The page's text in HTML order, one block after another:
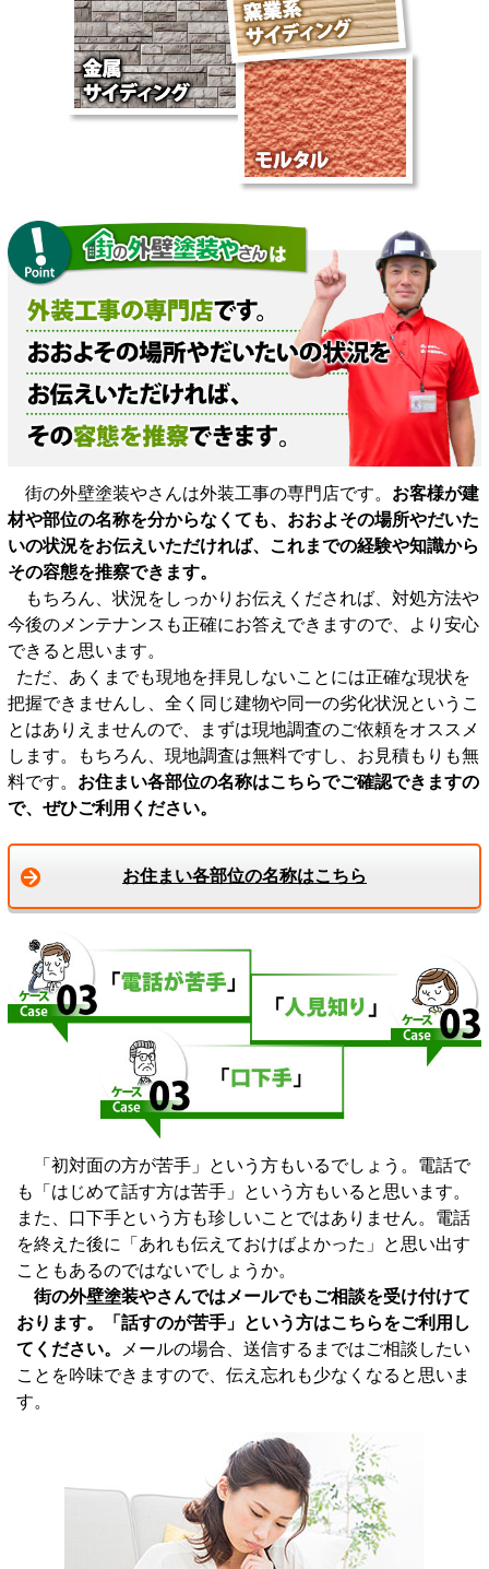
街の外壁塗装やさんは外装工事の専門店です。 お客様が建
材や部位の名称を分からなくても、おおよその場所やだいた
いの状況をお伝えいただければ、これまでの経験や知識から
その容態を推察できます。
もちろん、状況をしっかりお伝えくだされば、対処方法や
今後のメンテナンスも正確にお答えできますので、より安心
できると思います。
ただ、あくまでも現地を拝見しないことには正確な現状を
把握できませんし、全く同じ建物や同一の劣化状況というこ
とはありえませんので、まずは現地調査のご依頼をオススメ
します。もちろん、現地調査は無料ですし、お見積もりも無
料です。 お住まい各部位の名称はこちらでご確認できますの
で、ぜひご利用ください。
お住まい各部位の名称はこちら
「初対面の方が苦手」という方もいるでしょう。電話で
も「はじめて話す方は苦手」という方もいると思います。
また、口下手という方も珍しいことではありません。電話
を終えた後に「あれも伝えておけばよかった」と思い出す
こともあるのではないでしょうか。
街の外壁塗装やさんではメールでもご相談を受け付けて
おります。「話すのが苦手」という方はこちらをご利用し
てください。
メールの場合、送信するまではご相談したい
ことを吟味できますので、伝え忘れも少なくなると思いま
す。